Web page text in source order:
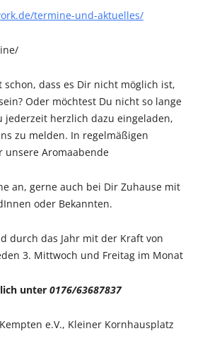
termine-und-aktuelles/
dass es Dir nicht möglich ist,
Oder möchtest Du nicht so lange
jederzeit herzlich dazu eingeladen,
zu melden. In regelmäßigen
unsere Aromaabende
an, gerne auch bei Dir Zuhause mit
oder Bekannten.
durch das Jahr mit der Kraft von
3. Mittwoch und Freitag im Monat
unter 0176/63687837
e.V., Kleiner Kornhausplatz